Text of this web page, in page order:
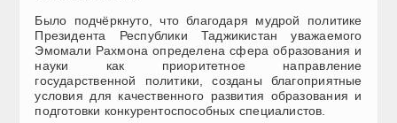
Было подчёркнуто, что благодаря мудрой политике
Президента Республики Таджикистан уважаемого
Эмомали Рахмона определена сфера образования и
науки как приоритетное направление
государственной политики, созданы благоприятные
условия для качественного развития образования и
подготовки конкурентоспособных специалистов.